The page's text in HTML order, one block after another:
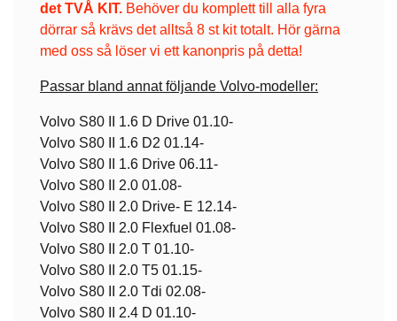
det TVÅ KIT. Behöver du komplett till alla fyra
dörrar så krävs det alltså 8 st kit totalt. Hör gärna
med oss så löser vi ett kanonpris på detta!
Passar bland annat följande Volvo-modeller:
Volvo S80 II 1.6 D Drive 01.10-
Volvo S80 II 1.6 D2 01.14-
Volvo S80 II 1.6 Drive 06.11-
Volvo S80 II 2.0 01.08-
Volvo S80 II 2.0 Drive- E 12.14-
Volvo S80 II 2.0 Flexfuel 01.08-
Volvo S80 II 2.0 T 01.10-
Volvo S80 II 2.0 T5 01.15-
Volvo S80 II 2.0 Tdi 02.08-
Volvo S80 II 2.4 D 01.10-